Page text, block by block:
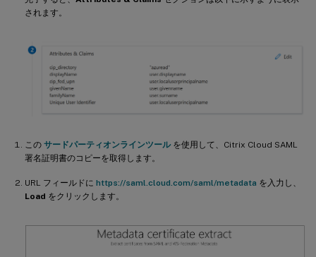
されます。
この サードパーティオンラインツールを使用して、Citrix Cloud SAML
署名証明書のコピーを取得します。
URL フィールドに https://saml.cloud.com/saml/metadata を入力し、
Load をクリックします。